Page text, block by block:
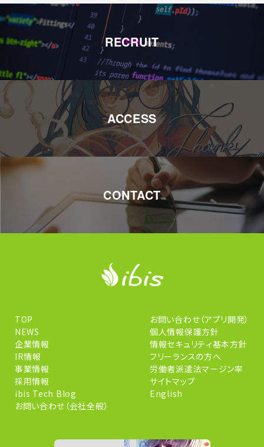
RECRUIT
ACCESS
CONTACT
TOP
NEWS
企業情報
IR情報
事業情報
採用情報
ibis Tech Blog
お問い合わせ（会社全般）
お問い合わせ（アプリ開発）
個人情報保護方針
情報セキュリティ基本方針
フリーランスの方へ
労働者派遣法マージン率
サイトマップ
English